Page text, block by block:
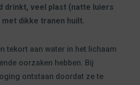
drinkt, veel plast (natte luiers
dikke tranen huilt.
tekort aan water in het lichaam
oorzaken hebben. Bij
ontstaan doordat ze te